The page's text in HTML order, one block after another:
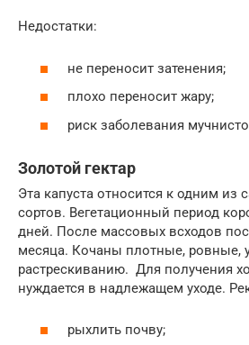
Недостатки:
не переносит затенения;
плохо переносит жару;
риск заболевания
Золотой гектар
Эта капуста относится к одним из
сортов. Вегетационный период
дней. После массовых всходов
месяца. Кочаны плотные, ровные,
растрескиванию. Для получения
нуждается в надлежащем уходе.
рыхлить почву;